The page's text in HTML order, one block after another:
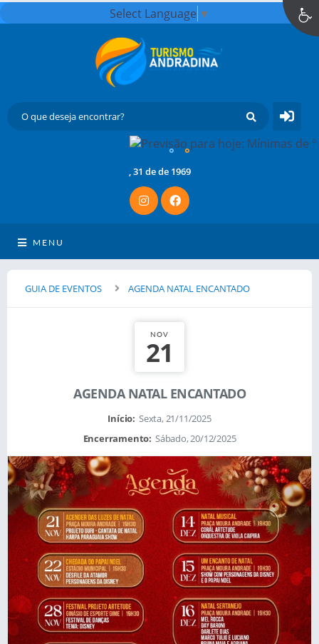
Select Language ▼
° °
, 31 de de 1969
MENU
GUIA DE EVENTOS AGENDA NATAL ENCANTADO
NOV
21
AGENDA NATAL ENCANTADO
Início: Sexta, 21/11/2025
Encerramento: Sábado, 20/12/2025